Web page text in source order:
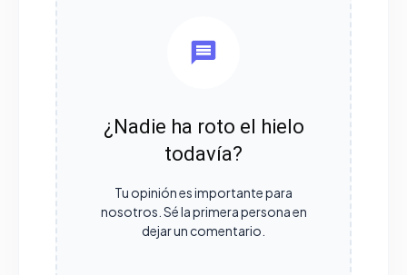
¿Nadie ha roto el hielo
todavía?
Tu opinión es importante para
nosotros. Sé la primera persona en
dejar un comentario.